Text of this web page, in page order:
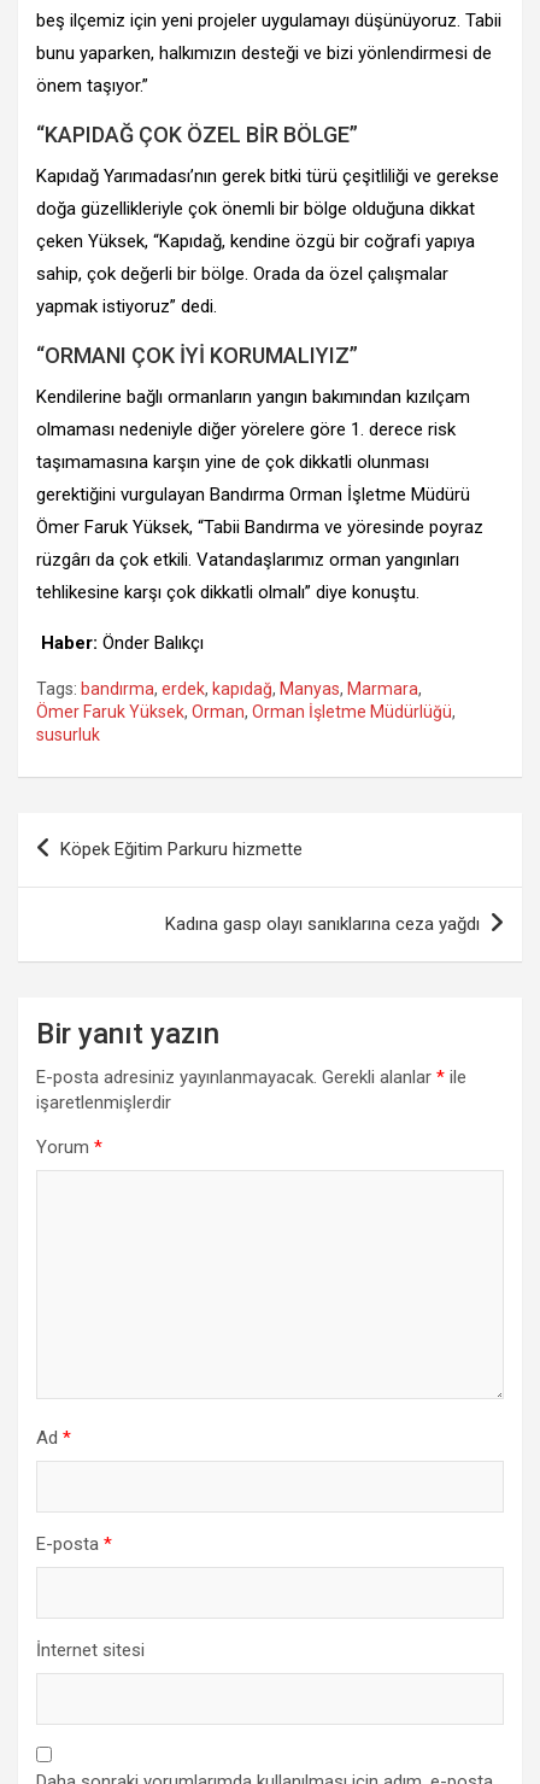
beş ilçemiz için yeni projeler uygulamayı düşünüyoruz. Tabii
bunu yaparken, halkımızın desteği ve bizi yönlendirmesi de
önem taşıyor.”
“KAPIDAĞ ÇOK ÖZEL BİR BÖLGE”
Kapıdağ Yarımadası’nın gerek bitki türü çeşitliliği ve gerekse
doğa güzellikleriyle çok önemli bir bölge olduğuna dikkat
çeken Yüksek, “Kapıdağ, kendine özgü bir coğrafi yapıya
sahip, çok değerli bir bölge. Orada da özel çalışmalar
yapmak istiyoruz” dedi.
“ORMANI ÇOK İYİ KORUMALIYIZ”
Kendilerine bağlı ormanların yangın bakımından kızılçam
olmaması nedeniyle diğer yörelere göre 1. derece risk
taşımamasına karşın yine de çok dikkatli olunması
gerektiğini vurgulayan Bandırma Orman İşletme Müdürü
Ömer Faruk Yüksek, “Tabii Bandırma ve yöresinde poyraz
rüzgârı da çok etkili. Vatandaşlarımız orman yangınları
tehlikesine karşı çok dikkatli olmalı” diye konuştu.
Haber: Önder Balıkçı
Tags: bandırma, erdek, kapıdağ, Manyas, Marmara,
Ömer Faruk Yüksek, Orman, Orman İşletme Müdürlüğü,
susurluk
Yazı
gezinmesi
Köpek Eğitim Parkuru hizmette
Kadına gasp olayı sanıklarına ceza yağdı
Bir yanıt yazın
E-posta adresiniz yayınlanmayacak. Gerekli alanlar * ile
işaretlenmişlerdir
Yorum *
Ad *
E-posta *
İnternet sitesi